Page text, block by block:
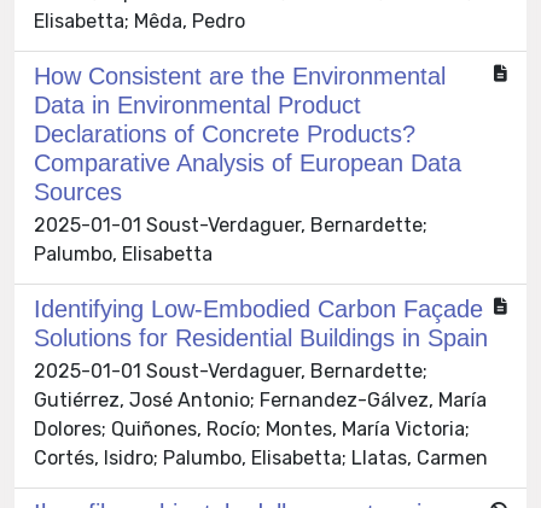
Elisabetta; Mêda, Pedro
How Consistent are the Environmental
Data in Environmental Product
Declarations of Concrete Products?
Comparative Analysis of European Data
Sources
2025-01-01 Soust-Verdaguer, Bernardette;
Palumbo, Elisabetta
Identifying Low-Embodied Carbon Façade
Solutions for Residential Buildings in Spain
2025-01-01 Soust-Verdaguer, Bernardette;
Gutiérrez, José Antonio; Fernandez-Gálvez, María
Dolores; Quiñones, Rocío; Montes, María Victoria;
Cortés, Isidro; Palumbo, Elisabetta; Llatas, Carmen